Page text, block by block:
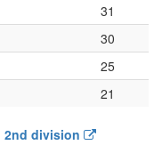
31
30
25
21
2nd division